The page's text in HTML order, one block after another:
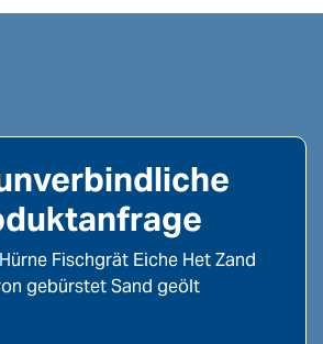
Fischgrät Eiche Het Zand
gebürstet Sand geölt